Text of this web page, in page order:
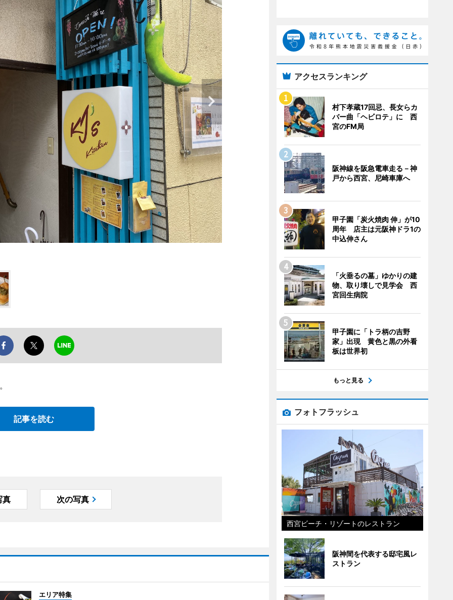
記事を読む
真 次の写真
エリア特集
アクセスランキング
村下孝蔵17回忌、長女らカ
バー曲「ヘビロテ」に 西
宮のFM局
阪神線を阪急電車走る－神
戸から西宮、尼崎車庫へ
甲子園「炭火焼肉 伸」が10
周年 店主は元阪神ドラ1の
中込伸さん
「火垂るの墓」ゆかりの建
物、取り壊しで見学会 西
宮回生病院
甲子園に「トラ柄の吉野
家」出現 黄色と黒の外看
板は世界初
もっと見る
フォトフラッシュ
西宮ビーチ・リゾートのレストラン
阪神間を代表する邸宅風レ
ストラン